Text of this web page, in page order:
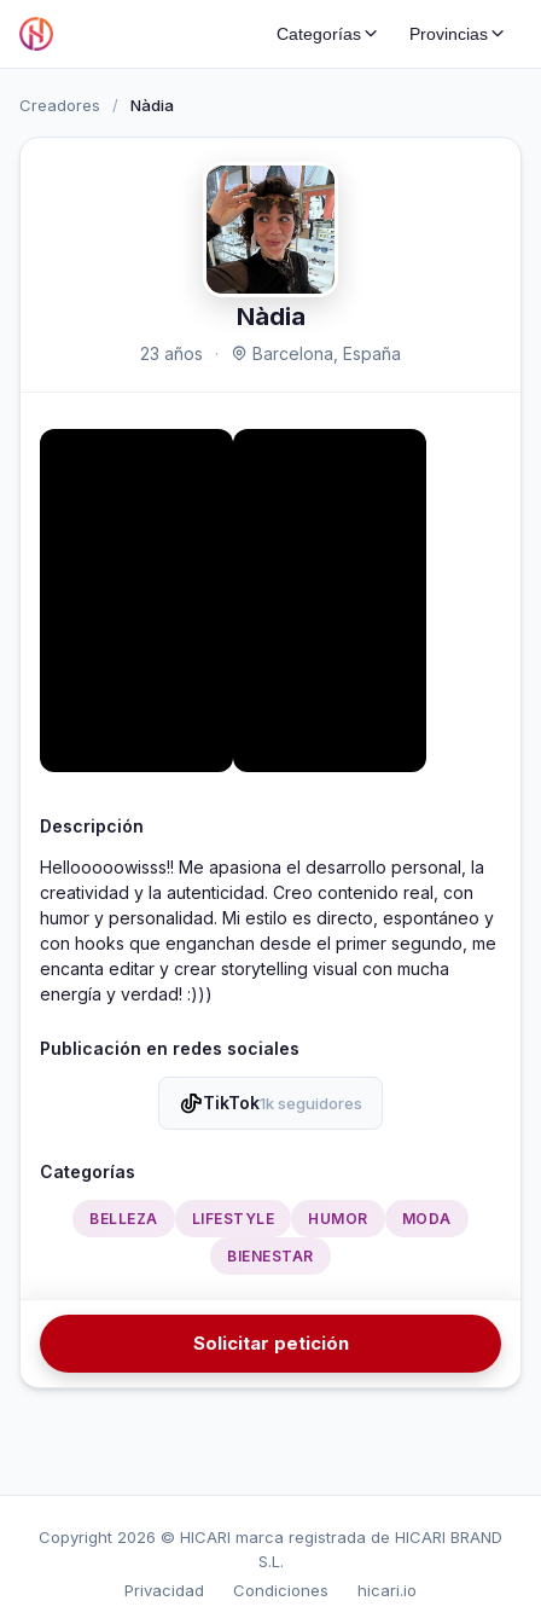
Categorías Provincias
Creadores / Nàdia
Nàdia
23 años · Barcelona, España
Descripción
Hellooooowisss!! Me apasiona el desarrollo personal, la
creatividad y la autenticidad. Creo contenido real, con
humor y personalidad. Mi estilo es directo, espontáneo y
con hooks que enganchan desde el primer segundo, me
encanta editar y crear storytelling visual con mucha
energía y verdad! :)))
Publicación en redes sociales
TikTok1k seguidores
Categorías
BELLEZA LIFESTYLE HUMOR MODA
BIENESTAR
Solicitar petición
Copyright 2026 © HICARI marca registrada de HICARI BRAND
S.L.
Privacidad
Condiciones hicari.io